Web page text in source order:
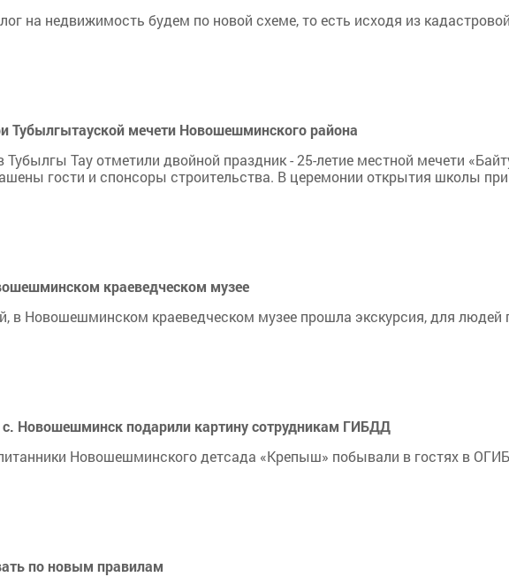
на недвижимость будем по новой схеме, то есть исходя из
Тубылгытауской мечети Новошешминского района
Тау отметили двойной праздник - 25-летие местной мечети
гости и спонсоры строительства. В церемонии открытия школы
краеведческом музее
в Новошешминском краеведческом музее прошла экскурсия, для людей
Новошешминск подарили картину сотрудникам ГИБДД
Новошешминского детсада «Крепыш» побывали в гостях в
по новым правилам